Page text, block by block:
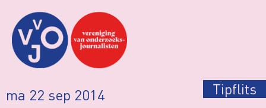
ma 22 sep 2014 Tipflits